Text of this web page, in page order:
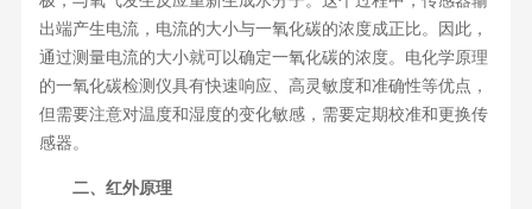
出端产生电流，电流的大小与一氧化碳的浓度成正比。因此，
通过测量电流的大小就可以确定一氧化碳的浓度。电化学原理
的一氧化碳检测仪具有快速响应、高灵敏度和准确性等优点，
但需要注意对温度和湿度的变化敏感，需要定期校准和更换传
感器。
二、红外原理